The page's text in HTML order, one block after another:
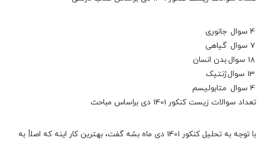
4 سوال
جانوری
7 سوال
گیاهی
18 سوال
بدن انسان
13 سوال
ژنتیک
4 سوال
متابولیسم
تعداد سوالات زیست کنکور 1401 دی براساس مباحث
با توجه به تحلیل کنکور 1401 دی ماه بشه گفت، بهترین کار اینه که اصلاً به